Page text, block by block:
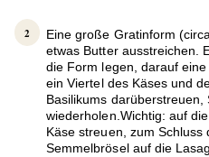
Eine große Gratinform
etwas Butter ausstreichen.
die Form legen, darauf
ein Viertel des Käses und
Basilikums darüberstreuen,
wiederholen.Wichtig: auf
Käse streuen, zum
Semmelbrösel auf die